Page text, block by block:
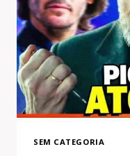
SEM CATEGORIA